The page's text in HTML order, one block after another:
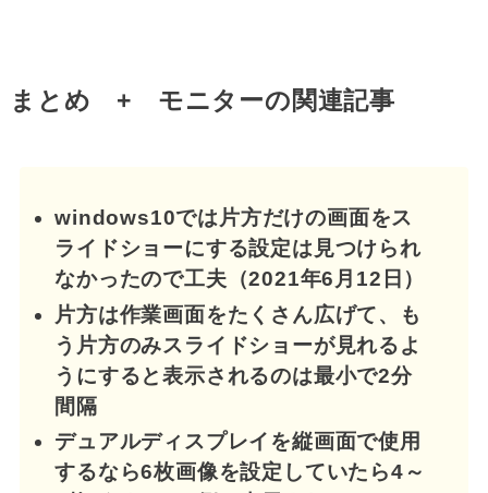
まとめ + モニターの関連記事
windows10では片方だけの画面をス
ライドショーにする設定は見つけられ
なかったので工夫（2021年6月12日）
片方は作業画面をたくさん広げて、も
う片方のみスライドショーが見れるよ
うにすると表示されるのは最小で2分
間隔
デュアルディスプレイを縦画面で使用
するなら6枚画像を設定していたら4～